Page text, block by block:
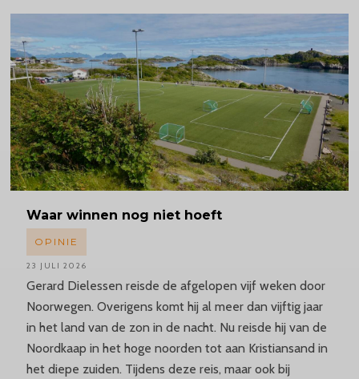
Waar winnen nog niet hoeft
Gerard Dielessen reisde de afgelopen vijf weken door
Noorwegen. Overigens komt hij al meer dan vijftig jaar
in het land van de zon in de nacht. Nu reisde hij van de
Noordkaap in het hoge noorden tot aan Kristiansand in
het diepe zuiden. Tijdens deze reis, maar ook bij
OPINIE
23 JULI 2026